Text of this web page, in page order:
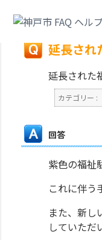
戻る
延長され
延長された
カテゴリー :
回答
紫色の福祉
これに伴う
また、新し
していただ